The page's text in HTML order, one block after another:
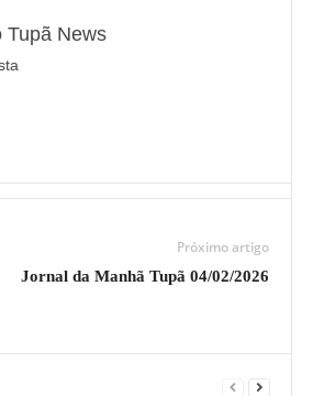
Tupã News
Próximo artigo
Jornal da Manhã Tupã 04/02/2026